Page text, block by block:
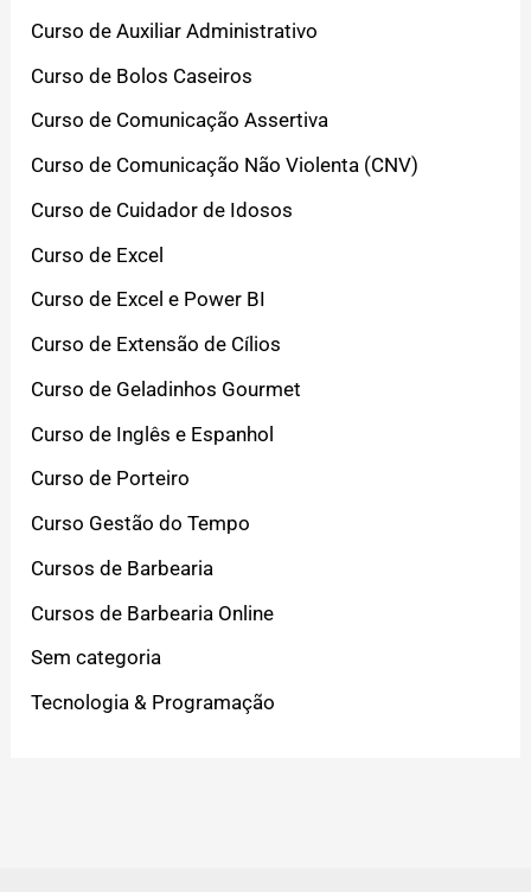
Curso de Auxiliar Administrativo
Curso de Bolos Caseiros
Curso de Comunicação Assertiva
Curso de Comunicação Não Violenta (CNV)
Curso de Cuidador de Idosos
Curso de Excel
Curso de Excel e Power BI
Curso de Extensão de Cílios
Curso de Geladinhos Gourmet
Curso de Inglês e Espanhol
Curso de Porteiro
Curso Gestão do Tempo
Cursos de Barbearia
Cursos de Barbearia Online
Sem categoria
Tecnologia & Programação